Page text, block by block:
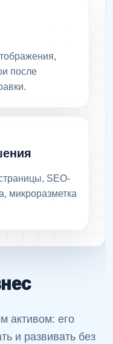
после
SEO-
микроразметка
активом: его
и развивать без